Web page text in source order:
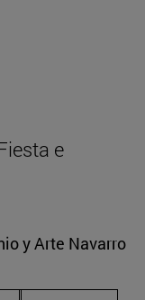
e
y Arte Navarro